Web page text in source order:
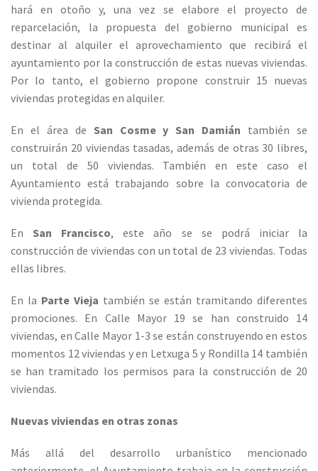
hará en otoño y, una vez se elabore el proyecto de
reparcelación, la propuesta del gobierno municipal es
destinar al alquiler el aprovechamiento que recibirá el
ayuntamiento por la construcción de estas nuevas viviendas.
Por lo tanto, el gobierno propone construir 15 nuevas
viviendas protegidas en alquiler.
En el área de San Cosme y San Damián también se
construirán 20 viviendas tasadas, además de otras 30 libres,
un total de 50 viviendas. También en este caso el
Ayuntamiento está trabajando sobre la convocatoria de
vivienda protegida.
En San Francisco, este año se se podrá iniciar la
construcción de viviendas con un total de 23 viviendas. Todas
ellas libres.
En la Parte Vieja también se están tramitando diferentes
promociones. En Calle Mayor 19 se han construido 14
viviendas, en Calle Mayor 1-3 se están construyendo en estos
momentos 12 viviendas y en Letxuga 5 y Rondilla 14 también
se han tramitado los permisos para la construcción de 20
viviendas.
Nuevas viviendas en otras zonas
Más allá del desarrollo urbanístico mencionado